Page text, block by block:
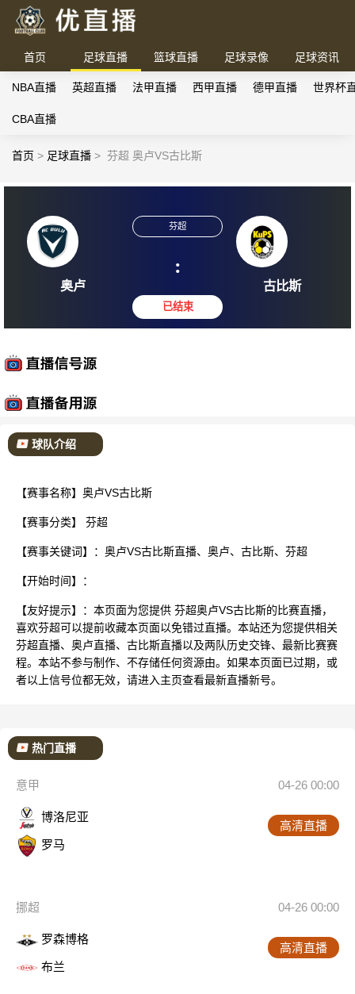
首页 足球直播 篮球直播 足球录像 足球资讯
NBA直播 英超直播 法甲直播 西甲直播 德甲直播 世界杯
CBA直播
首页 > 足球直播 > 芬超 奥卢VS古比斯
:
球队介绍
【赛事名称】奥卢VS古比斯
【赛事分类】 芬超
【赛事关键词】：奥卢VS古比斯直播、奥卢、古比斯、芬超
【开始时间】：
【友好提示】：本页面为您提供 芬超奥卢VS古比斯的比赛直播，
喜欢芬超可以提前收藏本页面以免错过直播。本站还为您提供相关
芬超直播、奥卢直播、古比斯直播以及两队历史交锋、最新比赛赛
程。本站不参与制作、不存储任何资源由。如果本页面已过期，或
者以上信号位都无效，请进入主页查看最新直播新号。
热门直播
意甲 04-26 00:00
博洛尼亚
罗马
高清直播
挪超 04-26 00:00
罗森博格
布兰
高清直播